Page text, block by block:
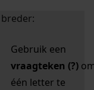
breder:
Gebruik een
vraagteken (?)
één letter te